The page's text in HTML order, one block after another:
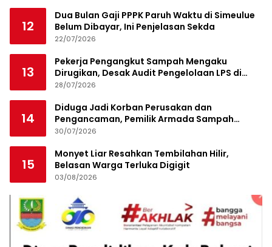
12
Dua Bulan Gaji PPPK Paruh Waktu di Simeulue
Belum Dibayar, Ini Penjelasan Sekda
22/07/2026
13
Pekerja Pengangkut Sampah Mengaku
Dirugikan, Desak Audit Pengelolaan LPS di
Pekanbaru
28/07/2026
14
Diduga Jadi Korban Perusakan dan
Pengancaman, Pemilik Armada Sampah
Siapkan Laporan Polisi
30/07/2026
15
Monyet Liar Resahkan Tembilahan Hilir,
Belasan Warga Terluka Digigit
03/08/2026